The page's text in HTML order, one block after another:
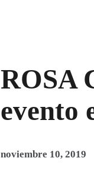
ROSA
evento
noviembre 10, 2019